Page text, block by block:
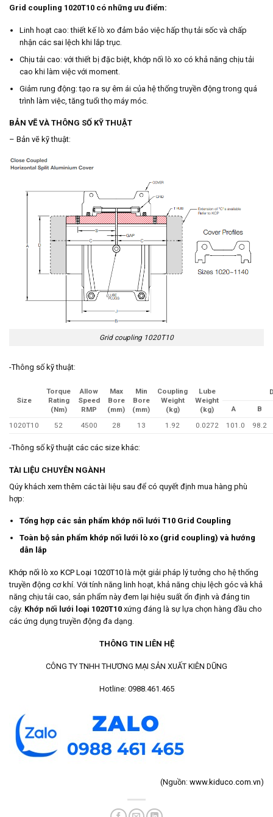
Grid coupling 1020T10 có những ưu điểm:
Linh hoạt cao: thiết kế lò xo đảm bảo việc hấp thụ tải sốc và chấp
nhận các sai lệch khi lắp trục.
Chịu tải cao: với thiết bị đặc biệt, khớp nối lò xo có khả năng chịu tải
cao khi làm việc với moment.
Giảm rung động: tạo ra sự êm ái của hệ thống truyền động trong quá
trình làm việc, tăng tuổi thọ máy móc.
BẢN VẼ VÀ THÔNG SỐ KỸ THUẬT
– Bản vẽ kỹ thuật:
Grid coupling 1020T10
-Thông số kỹ thuật:
Size
Torque
Rating
(Nm)
Allow
Speed
RMP
Max
Bore
(mm)
Min
Bore
(mm)
Coupling
Weight
(kg)
Lube
Weight
(kg)
A
B
1020T10
52 4500 28 13 1.92 0.0272 101.0 98.2
-Thông số kỹ thuật các các size khác:
TÀI LIỆU CHUYÊN NGÀNH
Qúy khách xem thêm các tài liệu sau để có quyết định mua hàng phù
hợp:
Tổng hợp các sản phẩm khớp nối lưới T10 Grid Coupling
Toàn bộ sản phẩm khớp nối lưới lò xo (grid coupling) và hướng
dẫn lắp
Khớp nối lò xo KCP Loại 1020T10 là một giải pháp lý tưởng cho hệ thống
truyền động cơ khí. Với tính năng linh hoạt, khả năng chịu lệch góc và khả
năng chịu tải cao, sản phẩm này đem lại hiệu suất ổn định và đáng tin
cậy. Khớp nối lưới loại 1020T10 xứng đáng là sự lựa chọn hàng đầu cho
các ứng dụng truyền động đa dạng.
THÔNG TIN LIÊN HỆ
CÔNG TY TNHH THƯƠNG MẠI SẢN XUẤT KIÊN DŨNG
Hotline: 0988.461.465
(Nguồn: www.kiduco.com.vn)